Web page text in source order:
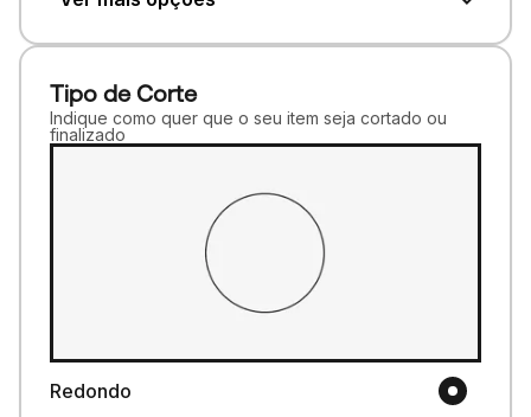
Tipo de Corte
Indique como quer que o seu item seja cortado ou
finalizado
Redondo